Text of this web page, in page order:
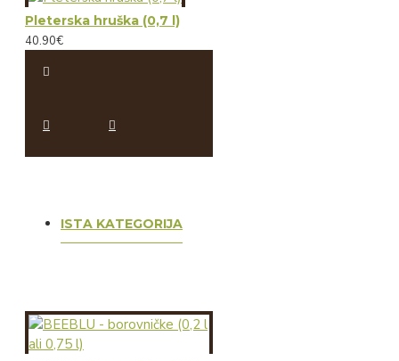
Pleterska hruška (0,7 l)
40.90€
ISTA KATEGORIJA